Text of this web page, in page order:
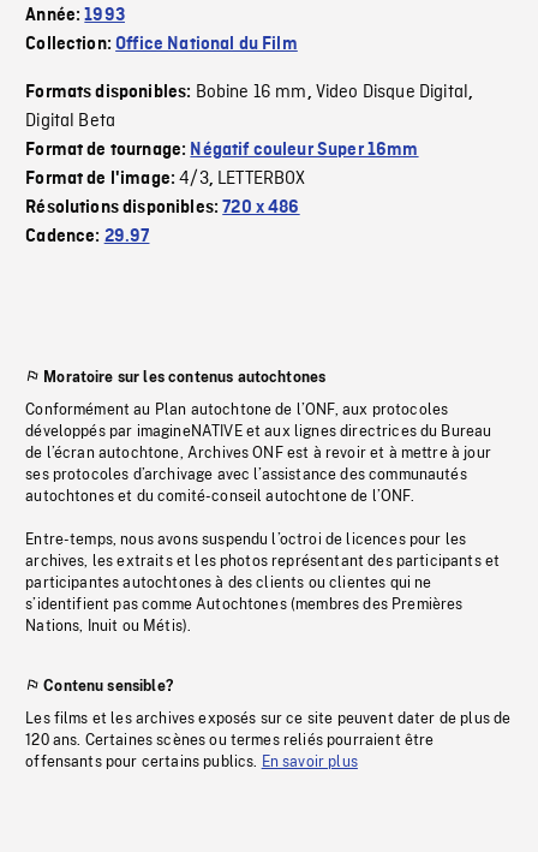
Année:1993
Collection:Office National du Film
Formats disponibles: Bobine 16 mm, Video Disque Digital,
Digital Beta
Format de tournage: Négatif couleur Super 16mm
Format de l'image:4/3, LETTERBOX
Résolutions disponibles:720 x 486
Cadence: 29.97
Moratoire sur les contenus autochtones
Conformément au Plan autochtone de l’ONF, aux protocoles
développés par imagineNATIVE et aux lignes directrices du Bureau
de l’écran autochtone, Archives ONF est à revoir et à mettre à jour
ses protocoles d’archivage avec l’assistance des communautés
autochtones et du comité-conseil autochtone de l’ONF.
Entre-temps, nous avons suspendu l’octroi de licences pour les
archives, les extraits et les photos représentant des participants et
participantes autochtones à des clients ou clientes qui ne
s’identifient pas comme Autochtones (membres des Premières
Nations, Inuit ou Métis).
Contenu sensible?
Les films et les archives exposés sur ce site peuvent dater de plus de
120 ans. Certaines scènes ou termes reliés pourraient être
offensants pour certains publics. En savoir plus